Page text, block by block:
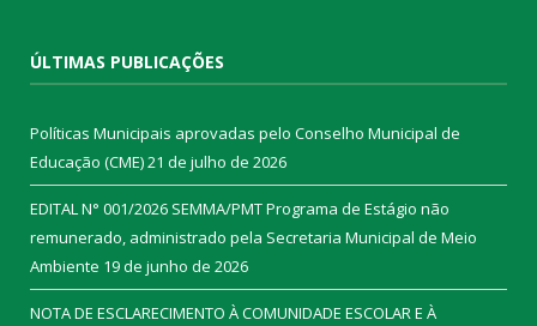
ÚLTIMAS PUBLICAÇÕES
Políticas Municipais aprovadas pelo Conselho Municipal de
Educação (CME)21 de julho de 2026
EDITAL N° 001/2026 SEMMA/PMT Programa de Estágio não
remunerado, administrado pela Secretaria Municipal de Meio
Ambiente 19 de junho de 2026
NOTA DE ESCLARECIMENTO À COMUNIDADE ESCOLAR E À